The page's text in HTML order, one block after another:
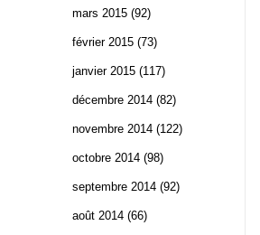
mars 2015 (92)
février 2015 (73)
janvier 2015 (117)
décembre 2014 (82)
novembre 2014 (122)
octobre 2014 (98)
septembre 2014 (92)
août 2014 (66)